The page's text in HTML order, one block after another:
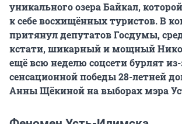
уникального озера Байкал,
к себе восхищённых туристов. В
притянул депутатов Госдумы,
кстати, шикарный и мощный
ещё всю неделю соцсети бурлят из-
сенсационной победы 28-летней
Анны Щёкиной на выборах мэра